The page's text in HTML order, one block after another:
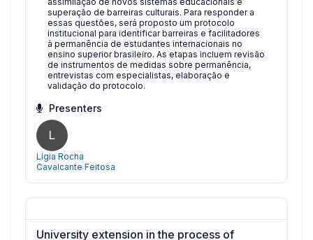
superação de barreiras culturais. Para responder a
essas questões, será proposto um protocolo
institucional para identificar barreiras e facilitadores
à permanência de estudantes internacionais no
ensino superior brasileiro. As etapas incluem revisão
de instrumentos de medidas sobre permanência,
entrevistas com especialistas, elaboração e
validação do protocolo.
Presenters
L
Lígia Rocha
Cavalcante Feitosa
University extension in the process of